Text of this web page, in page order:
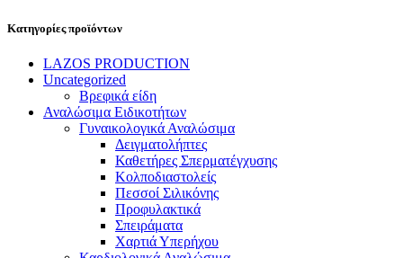
Κατηγορίες προϊόντων
LAZOS PRODUCTION
Uncategorized
Βρεφικά είδη
Αναλώσιμα Ειδικοτήτων
Γυναικολογικά Αναλώσιμα
Δειγματολήπτες
Καθετήρες Σπερματέγχυσης
Κολποδιαστολείς
Πεσσοί Σιλικόνης
Προφυλακτικά
Σπειράματα
Χαρτιά Υπερήχου